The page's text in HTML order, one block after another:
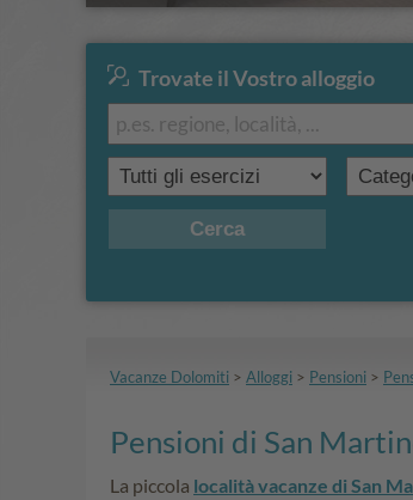
Trovate il Vostro alloggio
Cerca
Vacanze Dolomiti > Alloggi > Pensioni >
Pensioni di San
La piccola località vacanze di San